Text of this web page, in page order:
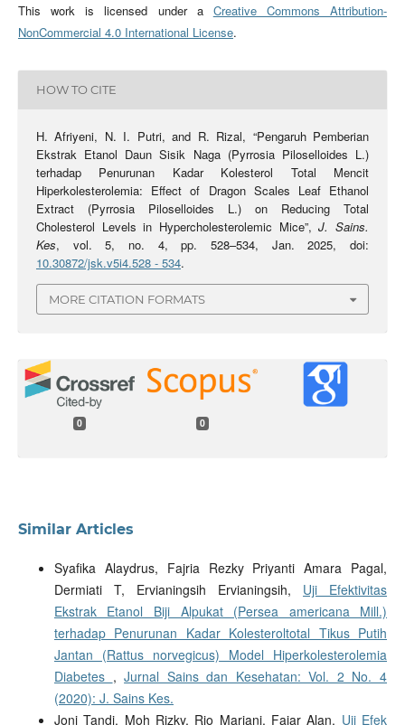
This work is licensed under a Creative Commons Attribution-
NonCommercial 4.0 International License.
HOW TO CITE
H. Afriyeni, N. I. Putri, and R. Rizal, “Pengaruh Pemberian
Ekstrak Etanol Daun Sisik Naga (Pyrrosia Piloselloides L.)
terhadap Penurunan Kadar Kolesterol Total Mencit
Hiperkolesterolemia: Effect of Dragon Scales Leaf Ethanol
Extract (Pyrrosia Piloselloides L.) on Reducing Total
Cholesterol Levels in Hypercholesterolemic Mice”,J. Sains.
Kes, vol. 5, no. 4, pp. 528–534, Jan. 2025, doi:
10.30872/jsk.v5i4.528 - 534.
MORE CITATION FORMATS
0 0
Similar Articles
Syafika Alaydrus, Fajria Rezky Priyanti Amara Pagal,
Dermiati T, Ervianingsih Ervianingsih, Uji Efektivitas
Ekstrak Etanol Biji Alpukat (Persea americana Mill.)
terhadap Penurunan Kadar Kolesteroltotal Tikus Putih
Jantan (Rattus norvegicus) Model Hiperkolesterolemia
Diabetes ,Jurnal Sains dan Kesehatan: Vol. 2 No. 4
(2020): J. Sains Kes.
Joni Tandi, Moh Rizky, Rio Mariani, Fajar Alan, Uji Efek